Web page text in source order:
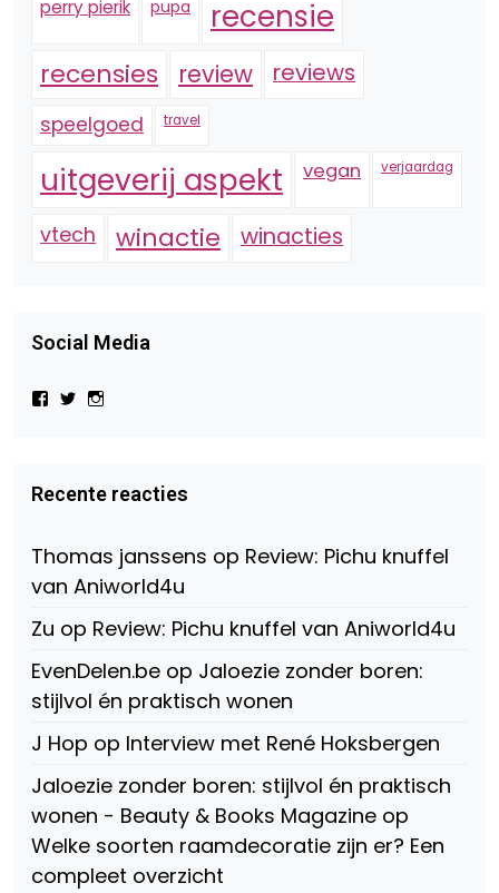
perry pierik pupa recensie
recensies review reviews
speelgoed travel
uitgeverij aspekt vegan verjaardag
vtech winactie winacties
Social Media
Bekijk
Beauty-
147775071915783/?
Facebook
Bekijk
op
Twitter
op
Instagram
Recente reacties
Thomas janssens op Review: Pichu knuffel
van Aniworld4u
Zu op Review: Pichu knuffel van Aniworld4u
EvenDelen.be op Jaloezie zonder boren:
stijlvol én praktisch wonen
J Hop op Interview met René Hoksbergen
Jaloezie zonder boren: stijlvol én praktisch
wonen - Beauty & Books Magazine op
Welke soorten raamdecoratie zijn er? Een
compleet overzicht